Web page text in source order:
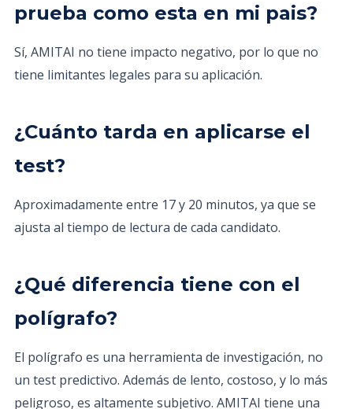
prueba como esta en mi pais?
Sí, AMITAI no tiene impacto negativo, por lo que no
tiene limitantes legales para su aplicación.
¿Cuánto tarda en aplicarse el
test?
Aproximadamente entre 17 y 20 minutos, ya que se
ajusta al tiempo de lectura de cada candidato.
¿Qué diferencia tiene con el
polígrafo?
El polígrafo es una herramienta de investigación, no
un test predictivo. Además de lento, costoso, y lo más
peligroso, es altamente subjetivo. AMITAI tiene una